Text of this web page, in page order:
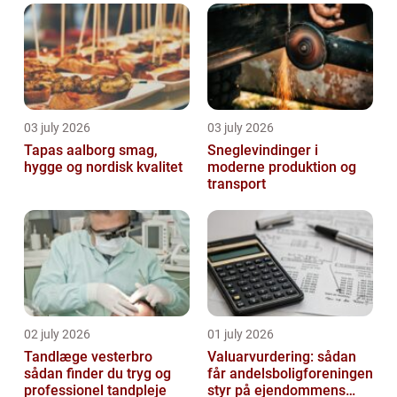
03 july 2026
Tapas aalborg smag,
hygge og nordisk kvalitet
03 july 2026
Sneglevindinger i
moderne produktion og
transport
02 july 2026
Tandlæge vesterbro
sådan finder du tryg og
professionel tandpleje
01 july 2026
Valuarvurdering: sådan
får andelsboligforeningen
styr på ejendommens